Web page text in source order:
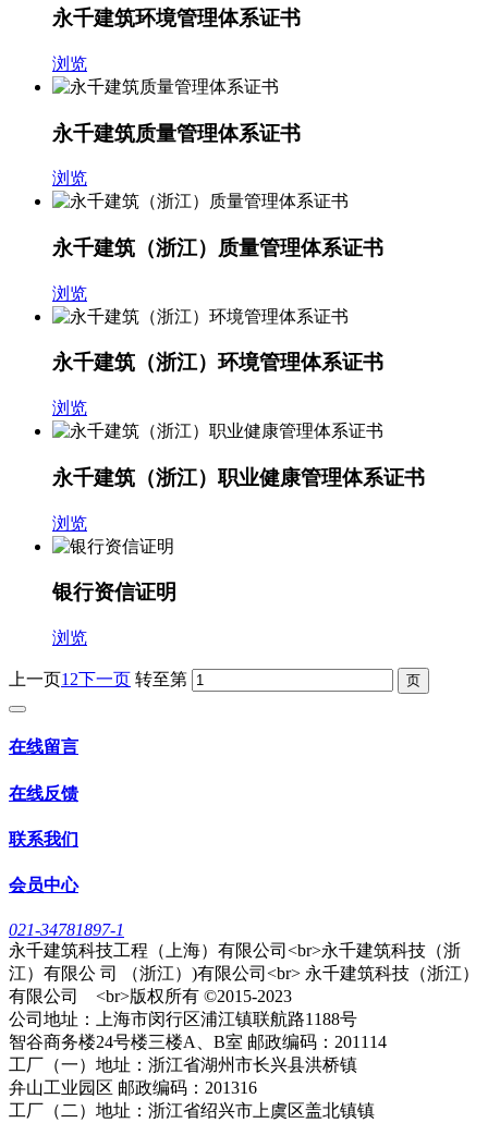
永千建筑环境管理体系证书
浏览
永千建筑质量管理体系证书
浏览
永千建筑（浙江）质量管理体系证书
浏览
永千建筑（浙江）环境管理体系证书
浏览
永千建筑（浙江）职业健康管理体系证书
浏览
银行资信证明
浏览
上一页1 2下一页 转至第
在线留言
在线反馈
联系我们
会员中心
021-34781897-1
永千建筑科技工程（上海）有限公司<br>永千建筑科技（浙
江）有限公 司 （浙江）)有限公司<br> 永千建筑科技（浙江）
有限公司 <br>版权所有 ©2015-2023
公司地址：上海市闵行区浦江镇联航路1188号
智谷商务楼24号楼三楼A、B室 邮政编码：201114
工厂（一）地址：浙江省湖州市长兴县洪桥镇
弁山工业园区 邮政编码：201316
工厂（二）地址：浙江省绍兴市上虞区盖北镇镇